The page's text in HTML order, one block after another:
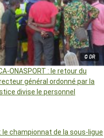
© DR
ONASPORT : le retour du
général ordonné par la
divise le personnel
le championnat de la sous-ligue